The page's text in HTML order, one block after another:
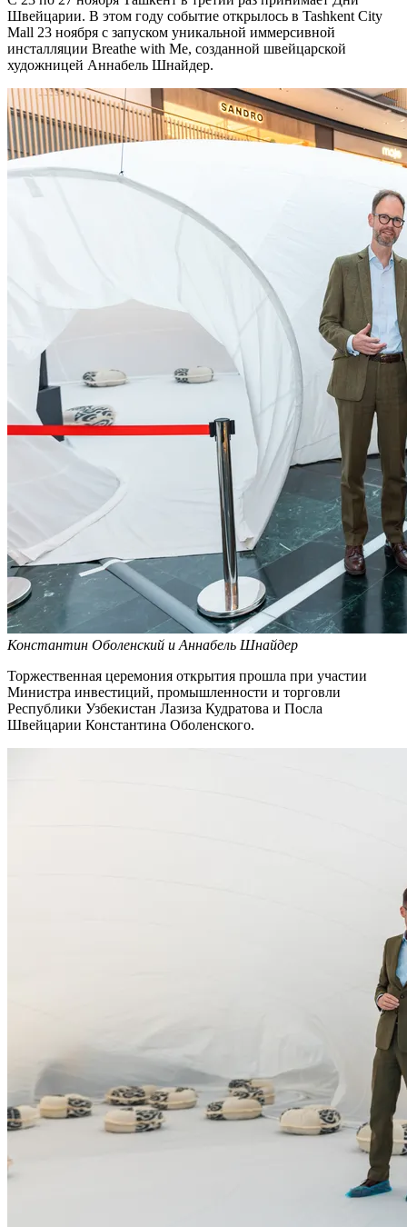
Швейцарии. В этом году событие открылось в Tashkent City
Mall 23 ноября с запуском уникальной иммерсивной
инсталляции Breathe with Me, созданной швейцарской
художницей Аннабель Шнайдер.
Константин Оболенский и Аннабель Шнайдер
Торжественная церемония открытия прошла при участии
Министра инвестиций, промышленности и торговли
Республики Узбекистан Лазиза Кудратова и Посла
Швейцарии Константина Оболенского.